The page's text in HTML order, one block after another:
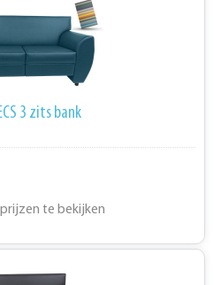
3 zits bank
te bekijken